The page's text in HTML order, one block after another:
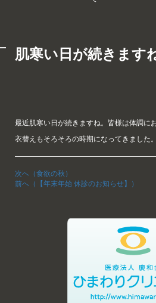
肌寒い日が続きます
最近肌寒い日が続きますね。皆様は体調に
衣替えもそろそろの時期になってきました
次へ（食欲の秋）
前へ（【年末年始 休診のお知らせ】）